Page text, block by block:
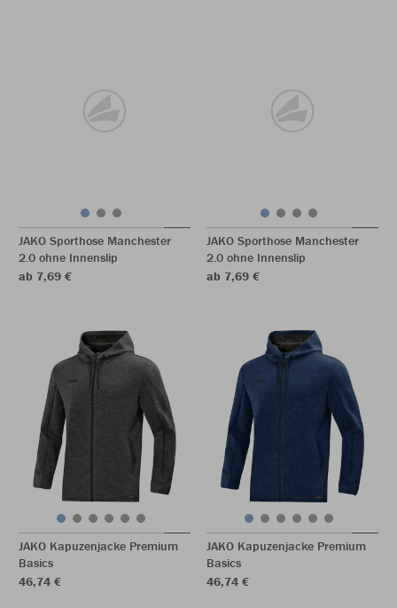
JAKO Sporthose Manchester
2.0 ohne Innenslip
ab 7,69 €
JAKO Sporthose Manchester
2.0 ohne Innenslip
ab 7,69 €
JAKO Kapuzenjacke Premium
Basics
46,74 €
JAKO Kapuzenjacke Premium
Basics
46,74 €